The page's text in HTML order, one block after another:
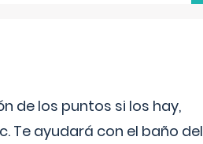
de los puntos si los hay,
Te ayudará con el baño del